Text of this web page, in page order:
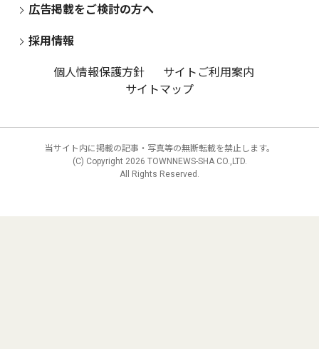
広告掲載をご検討の方へ
採用情報
個人情報保護方針
サイトご利用案内
サイトマップ
当サイト内に掲載の記事・写真等の無断転載を禁止します。
(C) Copyright 2026 TOWNNEWS-SHA CO.,LTD.
All Rights Reserved.